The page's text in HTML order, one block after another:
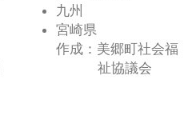
九州
宮崎県
作成：美郷町社会福
祉協議会